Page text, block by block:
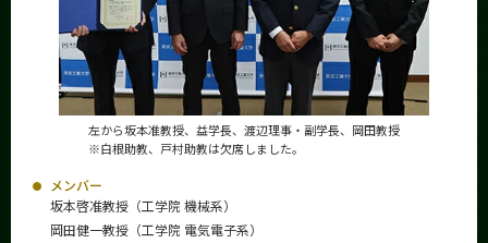
左から坂本准教授、益学長、渡辺理事・副学長、岡田教授
※白根助教、戸村助教は欠席しました。
メンバー
坂本啓准教授（工学院 機械系）
岡田健一教授（工学院 電気電子系）